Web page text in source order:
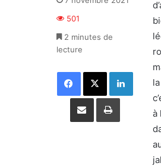
à
501
2 minutes de
lecture
Facebook X Linkedin
Partager par email Imprimer